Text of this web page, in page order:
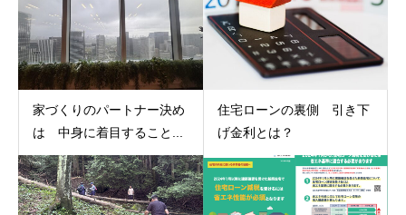
家づくりのパートナー決め
は 中身に着目すること...
住宅ローンの裏側 引き下
げ金利とは？